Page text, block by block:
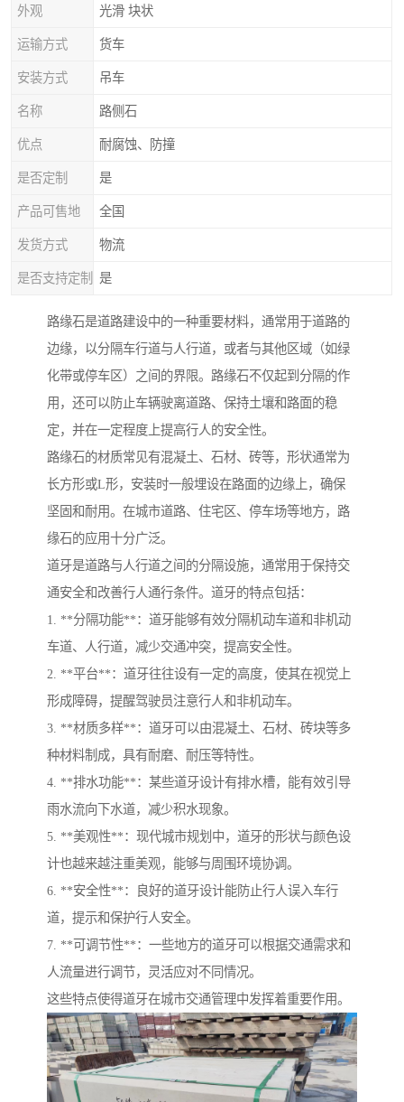
外观 光滑 块状
运输方式 货车
安装方式 吊车
名称 路侧石
优点 耐腐蚀、防撞
是否定制 是
产品可售地 全国
发货方式 物流
是否支持定制 是
路缘石是道路建设中的一种重要材料，通常用于道路的
边缘，以分隔车行道与人行道，或者与其他区域（如绿
化带或停车区）之间的界限。路缘石不仅起到分隔的作
用，还可以防止车辆驶离道路、保持土壤和路面的稳
定，并在一定程度上提高行人的安全性。
路缘石的材质常见有混凝土、石材、砖等，形状通常为
长方形或L形，安装时一般埋设在路面的边缘上，确保
坚固和耐用。在城市道路、住宅区、停车场等地方，路
缘石的应用十分广泛。
道牙是道路与人行道之间的分隔设施，通常用于保持交
通安全和改善行人通行条件。道牙的特点包括：
1. **分隔功能**：道牙能够有效分隔机动车道和非机动
车道、人行道，减少交通冲突，提高安全性。
2. **平台**：道牙往往设有一定的高度，使其在视觉上
形成障碍，提醒驾驶员注意行人和非机动车。
3. **材质多样**：道牙可以由混凝土、石材、砖块等多
种材料制成，具有耐磨、耐压等特性。
4. **排水功能**：某些道牙设计有排水槽，能有效引导
雨水流向下水道，减少积水现象。
5. **美观性**：现代城市规划中，道牙的形状与颜色设
计也越来越注重美观，能够与周围环境协调。
6. **安全性**：良好的道牙设计能防止行人误入车行
道，提示和保护行人安全。
7. **可调节性**：一些地方的道牙可以根据交通需求和
人流量进行调节，灵活应对不同情况。
这些特点使得道牙在城市交通管理中发挥着重要作用。